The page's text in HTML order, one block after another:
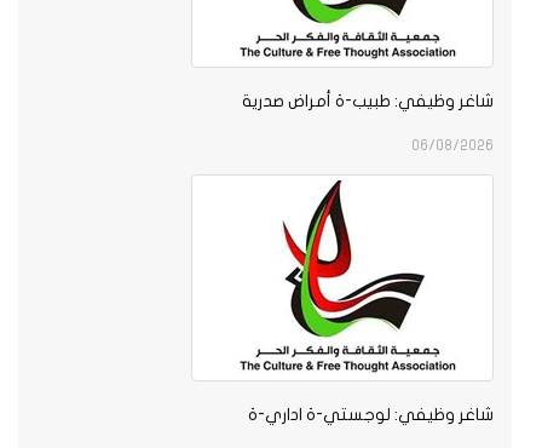
شاغر وظيفي: طبيب-ة أمراض صدرية
06/08/2026
شاغر وظيفي: لوجستي-ة اداري-ة